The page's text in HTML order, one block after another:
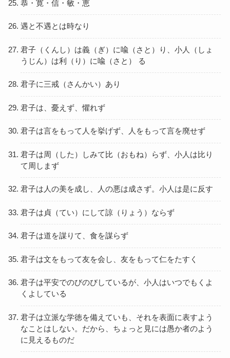
恭・寛・信・敏・恵
遇と不遇とは時なり
君子（くんし）は義（ぎ）に喩（さと）り、小人（しょ
うじん）は利（り）に喩（さと） る
君子に三戒（さんかい）あり
君子は、憂えず、懼れず
君子は言をもって人を挙げず、人をもって言を廃せず
君子は周（した）しみて比（おもね）らず、小人は比り
て周しまず
君子は人の美を成し、人の悪は成さず。小人は是に反す
君子は貞（てい）にして諒（りょう）ならず
君子は道を謀りて、食を謀らず
君子は文をもって友を会し、友をもって仁をたすく
君子は平安でのびのびしているが、小人はいつでもくよ
くよしている
君子は立派な学徳を備えていも、それを表面に表すよう
なことはしない。だから、ちょっと見には愚か者のよう
に見えるものだ